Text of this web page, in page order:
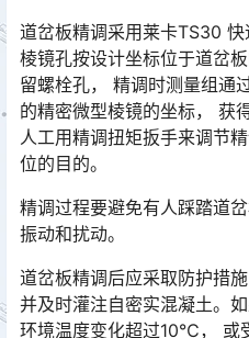
道岔板精调采用莱卡TS30
棱镜孔按设计坐标位于道岔
留螺栓孔， 精调时测量组通
的精密微型棱镜的坐标， 获
人工用精调扭矩扳手来调节
位的目的。󠅅󠅃󠄵󠅂󠄪󠇖󠆨󠆨󠇕󠆞󠆒󠅬󠇘󠆭󠆘󠇙󠆝󠅵󠇗󠆭󠆁󠄐󠇗󠅹󠅸󠇖󠆍󠅳󠇖󠅹󠅰󠇖󠆌󠅹
精调过程要避免有人踩踏道
振动和扰动。
道岔板精调后应采取防护措
并及时灌注自密实混凝土。
环境温度变化超过10℃， 或